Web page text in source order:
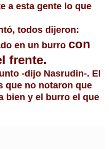
a esta gente lo que
todos dijeron:
en un burro con
frente.
-dijo Nasrudin-. El
que no notaron que
bien y el burro el que